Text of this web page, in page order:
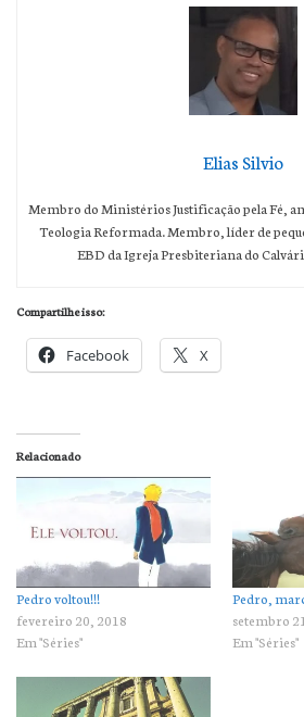
Elias Silvio
Membro do Ministérios Justificação pela Fé,
Teologia Reformada. Membro, líder de
EBD da Igreja Presbiteriana do
Compartilhe isso:
Facebook X
Relacionado
Pedro voltou!!!
fevereiro 20, 2018
Em "Séries"
Pedro,
setembro
Em "Séries"